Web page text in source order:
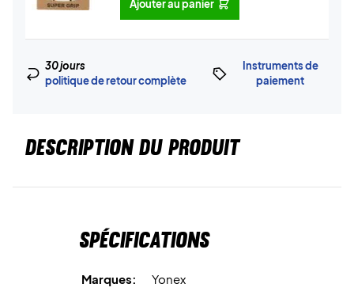
Ajouter au panier
30 jours
politique de retour complète
Instruments de
paiement
DESCRIPTION DU PRODUIT
Spécifications
Marques:
Yonex